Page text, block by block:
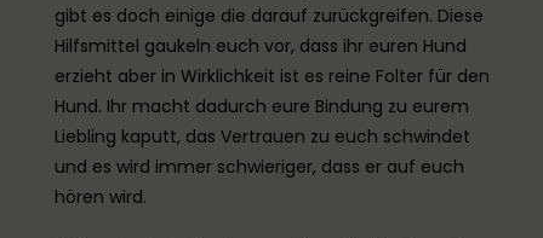
gibt es doch einige die darauf zurückgreifen. Diese
Hilfsmittel gaukeln euch vor, dass ihr euren Hund
erzieht aber in Wirklichkeit ist es reine Folter für den
Hund. Ihr macht dadurch eure Bindung zu eurem
Liebling kaputt, das Vertrauen zu euch schwindet
und es wird immer schwieriger, dass er auf euch
hören wird.